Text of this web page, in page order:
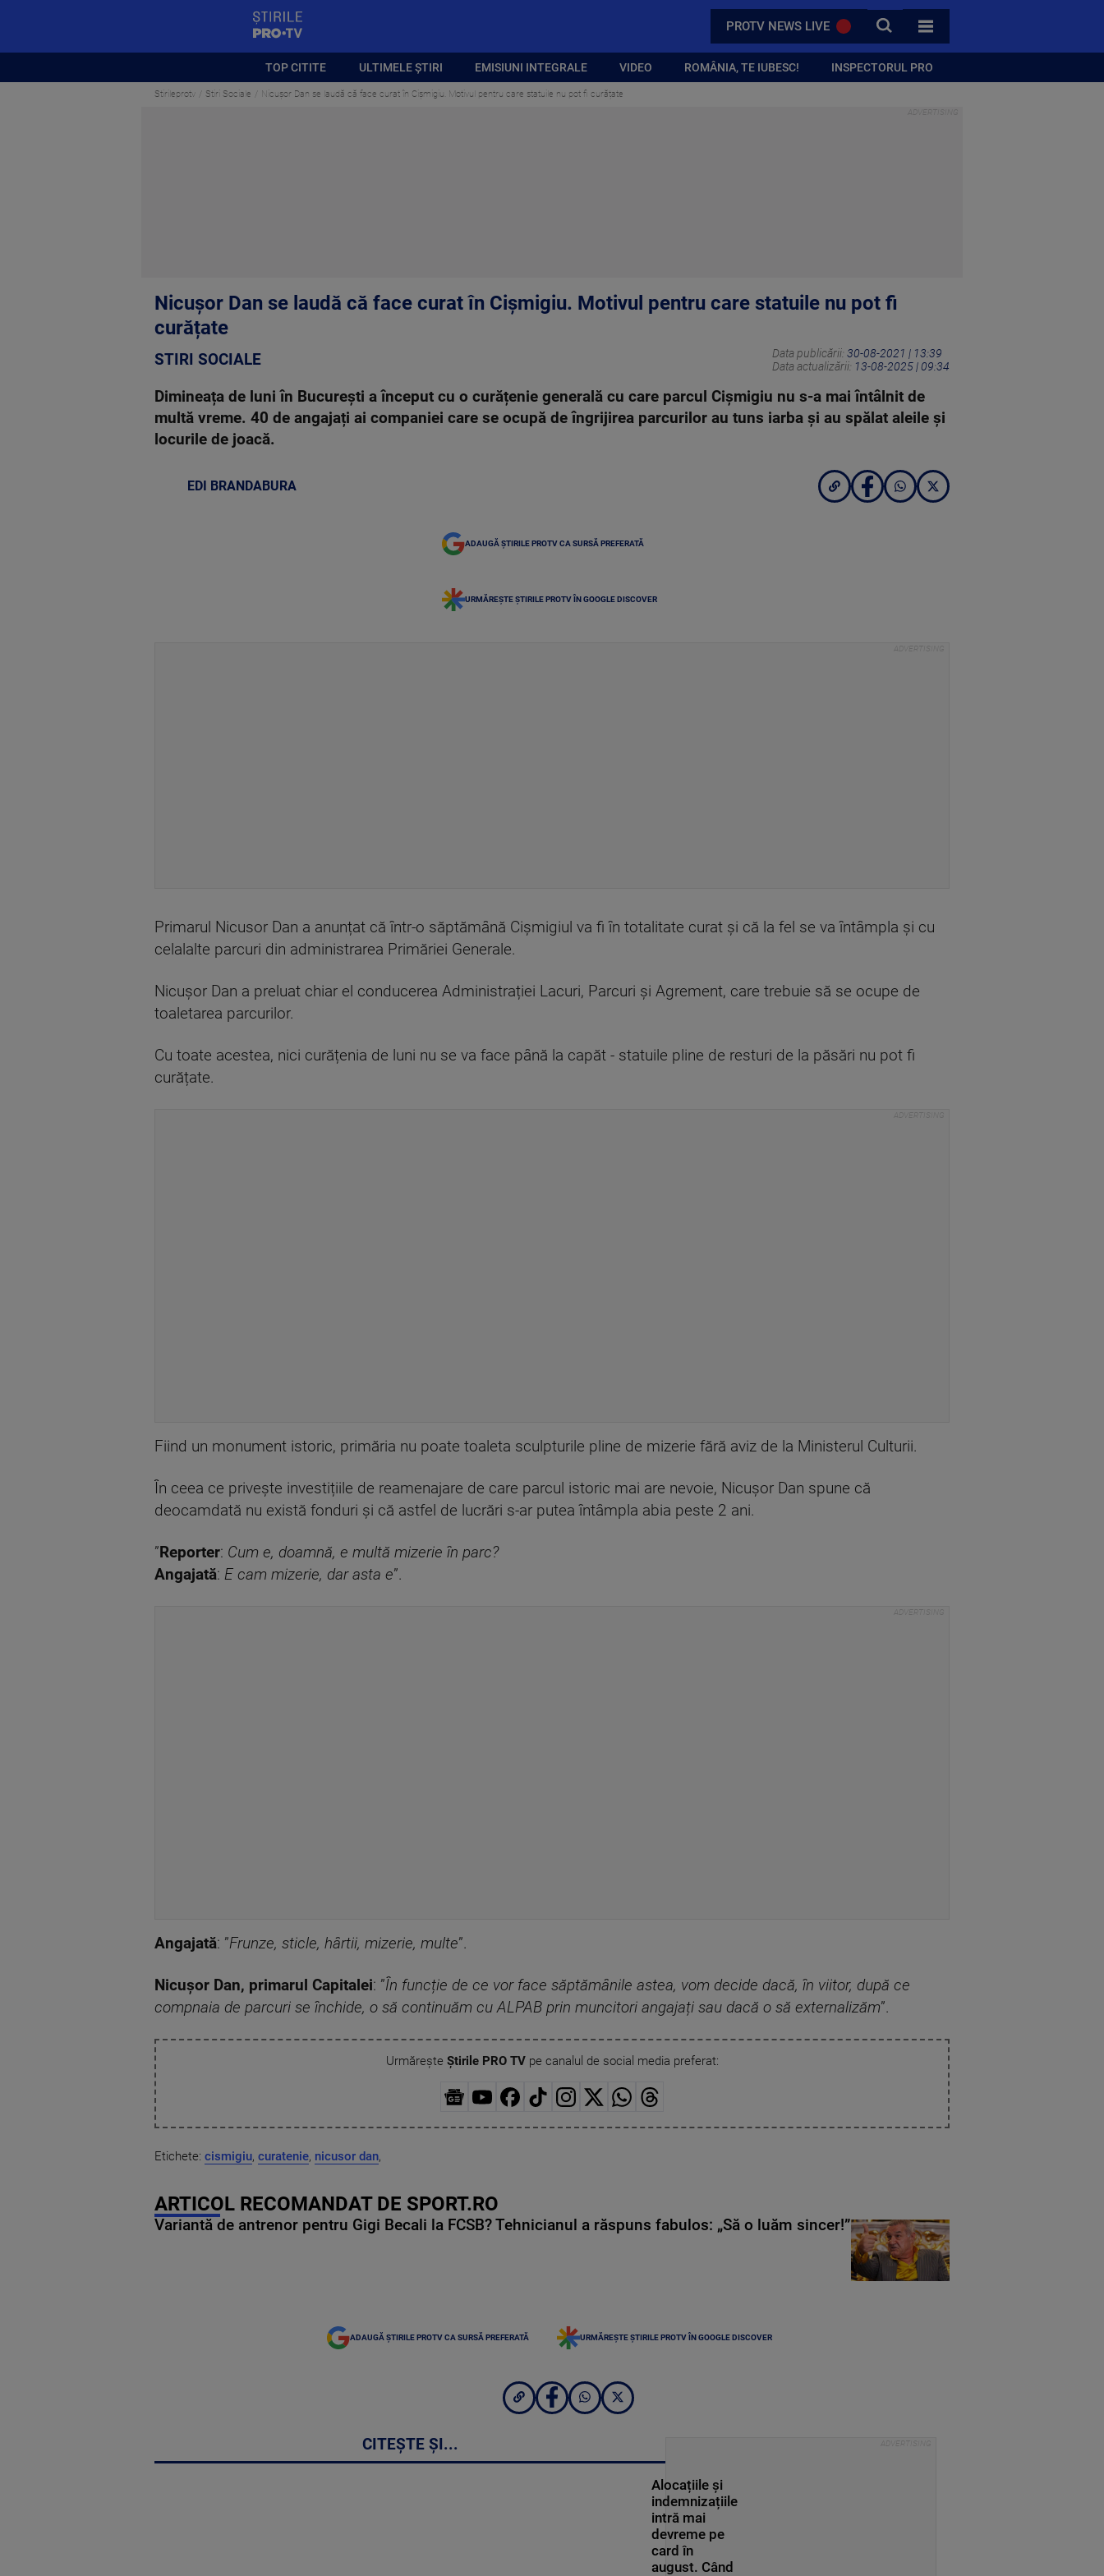
PROTV NEWS LIVE CAUTA
TOATE CATEGORIILE
TOP CITITE ULTIMELE ȘTIRI EMISIUNI INTEGRALE VIDEO ROMÂNIA, TE IUBESC! INSPECTORUL PRO
Stirileprotv Stiri Sociale Nicușor Dan se laudă că face curat în Cișmigiu. Motivul pentru care statuile nu pot fi curățate
Nicușor Dan se laudă că face curat în Cișmigiu. Motivul pentru care statuile nu pot fi
curățate
STIRI SOCIALE Data publicării: 30-08-2021 | 13:39
Data actualizării: 13-08-2025 | 09:34
Dimineața de luni în București a început cu o curățenie generală cu care parcul Cișmigiu nu s-a mai întâlnit de
multă vreme. 40 de angajați ai companiei care se ocupă de îngrijirea parcurilor au tuns iarba și au spălat aleile și
locurile de joacă.
EDI BRANDABURA
ADAUGĂ ȘTIRILE PROTV CA SURSĂ PREFERATĂ
URMĂREȘTE ȘTIRILE PROTV ÎN GOOGLE DISCOVER
Primarul Nicusor Dan a anunțat că într-o săptămână Cișmigiul va fi în totalitate curat și că la fel se va întâmpla și cu
celalalte parcuri din administrarea Primăriei Generale.
Nicușor Dan a preluat chiar el conducerea Administrației Lacuri, Parcuri și Agrement, care trebuie să se ocupe de
toaletarea parcurilor.
Cu toate acestea, nici curățenia de luni nu se va face până la capăt - statuile pline de resturi de la păsări nu pot fi
curățate.
Fiind un monument istoric, primăria nu poate toaleta sculpturile pline de mizerie fără aviz de la Ministerul Culturii.
În ceea ce privește investițiile de reamenajare de care parcul istoric mai are nevoie, Nicușor Dan spune că
deocamdată nu există fonduri și că astfel de lucrări s-ar putea întâmpla abia peste 2 ani.
” Reporter: Cum e, doamnă, e multă mizerie în parc?
Angajată: E cam mizerie, dar asta e”.
Angajată: ”Frunze, sticle, hârtii, mizerie, multe”.
Nicușor Dan, primarul Capitalei: ”În funcție de ce vor face săptămânile astea, vom decide dacă, în viitor, după ce
compnaia de parcuri se închide, o să continuăm cu ALPAB prin muncitori angajați sau dacă o să externalizăm”.
Urmărește Știrile PRO TVpe canalul de social media preferat:
Etichete: cismigiu, curatenie, nicusor dan,
ARTICOL RECOMANDAT DE SPORT.RO
Variantă de antrenor pentru Gigi Becali la FCSB? Tehnicianul a răspuns fabulos: „Să o luăm sincer!”
ADAUGĂ ȘTIRILE PROTV CA SURSĂ PREFERATĂ URMĂREȘTE ȘTIRILE PROTV ÎN GOOGLE DISCOVER
CITEȘTE ȘI...
Alocațiile și
indemnizațiile
intră mai
devreme pe
card în
august. Când